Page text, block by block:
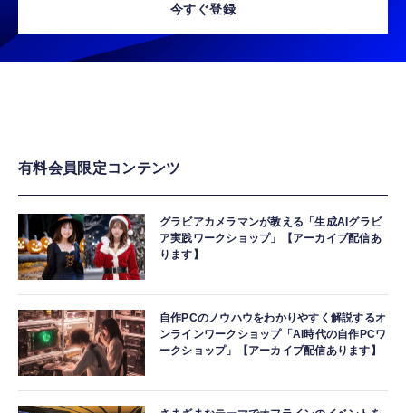
今すぐ登録
有料会員限定コンテンツ
グラビアカメラマンが教える「生成AIグラビ
ア実践ワークショップ」【アーカイブ配信あ
ります】
自作PCのノウハウをわかりやすく解説するオ
ンラインワークショップ「AI時代の自作PCワ
ークショップ」【アーカイブ配信あります】